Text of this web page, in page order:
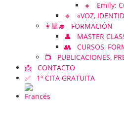
🔸 Emily:
🔹 «VOZ,
👩🏼‍🎓 FORMACIÓN
👤 MASTER
👥 CURSOS,
📺 PUBLICACIONES,
📩 CONTACTO
✅ 1ª CITA GRATUITA